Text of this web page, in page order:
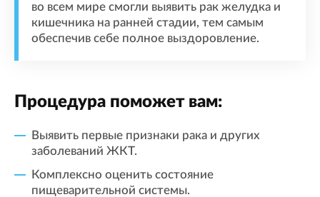
во всем мире смогли выявить рак желудка и
кишечника на ранней стадии, тем самым
обеспечив себе полное выздоровление.
Процедура поможет вам:
Выявить первые признаки рака и других
заболеваний ЖКТ.
Комплексно оценить состояние
пищеварительной системы.